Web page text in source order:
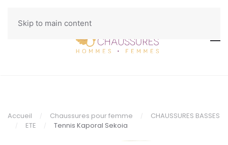
Skip to main content
Accueil Chaussures pour femme
CHAUSSURES BASSES
ETE
Tennis Kaporal Sekoia